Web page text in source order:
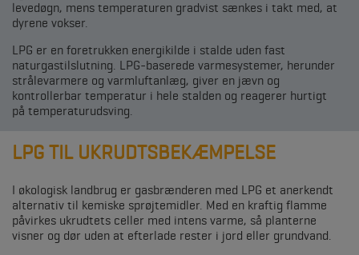
levedøgn, mens temperaturen gradvist sænkes i takt med, at
dyrene vokser.
LPG er en foretrukken energikilde i stalde uden fast
naturgastilslutning. LPG-baserede varmesystemer, herunder
strålevarmere og varmluftanlæg, giver en jævn og
kontrollerbar temperatur i hele stalden og reagerer hurtigt
på temperaturudsving.
LPG TIL UKRUDTSBEKÆMPELSE
I økologisk landbrug er gasbrænderen med LPG et anerkendt
alternativ til kemiske sprøjtemidler. Med en kraftig flamme
påvirkes ukrudtets celler med intens varme, så planterne
visner og dør uden at efterlade rester i jord eller grundvand.